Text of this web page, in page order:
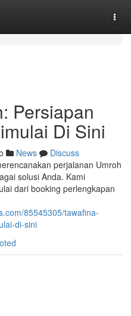
Persiapan
Di Sini
News
Discuss
perjalanan Umroh
solusi Anda. Kami
dari booking perlengkapan
85545305/tawafina-
di-sini